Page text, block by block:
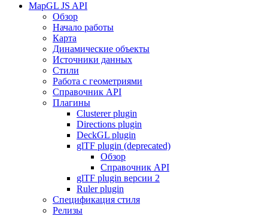
MapGL JS API
Обзор
Начало работы
Карта
Динамические объекты
Источники данных
Стили
Работа с геометриями
Справочник API
Плагины
Clusterer plugin
Directions plugin
DeckGL plugin
glTF plugin (deprecated)
Обзор
Справочник API
glTF plugin версии 2
Ruler plugin
Спецификация стиля
Релизы